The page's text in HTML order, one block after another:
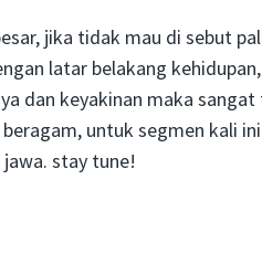
jika tidak mau di sebut
latar belakang
dan keyakinan maka
untuk segmen kali
stay tune!